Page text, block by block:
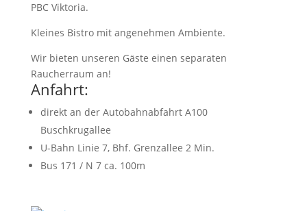
PBC Viktoria.
Kleines Bistro mit angenehmen Ambiente.
Wir bieten unseren Gäste einen separaten
Raucherraum an!
Anfahrt:
direkt an der Autobahnabfahrt A100
Buschkrugallee
U-Bahn Linie 7, Bhf. Grenzallee 2 Min.
Bus 171 / N 7 ca. 100m